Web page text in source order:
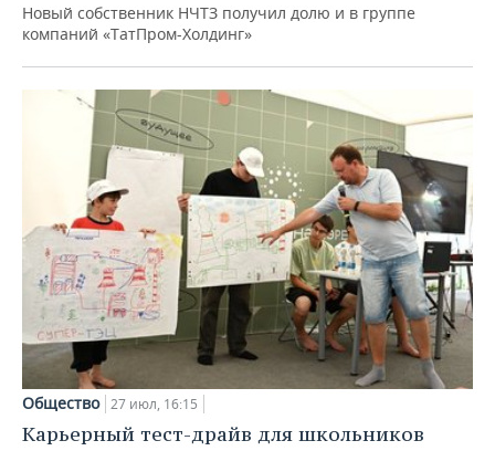
Новый собственник НЧТЗ получил долю и в группе
компаний «ТатПром-Холдинг»
Общество 27 июл, 16:15
Карьерный тест-драйв для школьников